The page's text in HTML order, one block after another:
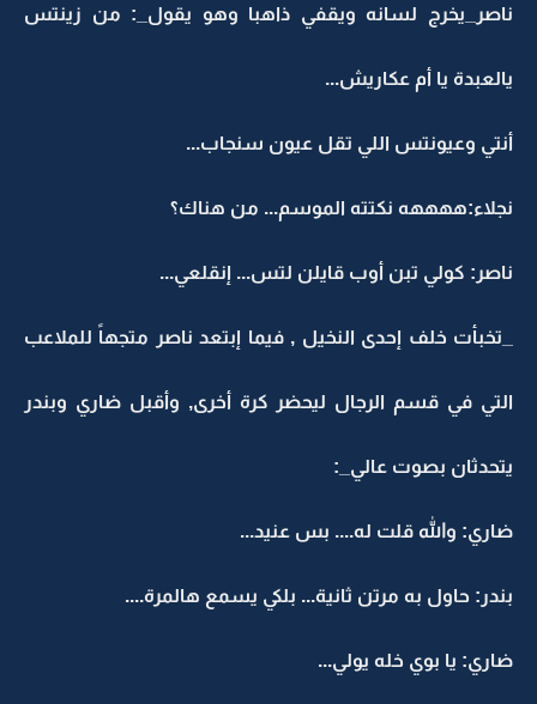
ناصر_يخرج لسانه ويقفي ذاهبا وهو يقول_: من زينتس
يالعبدة يا أم عكاريش...
أنتي وعيونتس اللي تقل عيون سنجاب...
نجلاء:ههههه نكتته الموسم... من هناك؟
ناصر: كولي تبن أوب قايلن لتس... إنقلعي...
_تخبأت خلف إحدى النخيل , فيما إبتعد ناصر متجهاً للملاعب
التي في قسم الرجال ليحضر كرة أخرى, وأقبل ضاري وبندر
يتحدثان بصوت عالي_:
ضاري: والله قلت له.... بس عنيد...
بندر: حاول به مرتن ثانية... بلكي يسمع هالمرة....
ضاري: يا بوي خله يولي...